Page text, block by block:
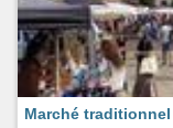
Marché traditionnel